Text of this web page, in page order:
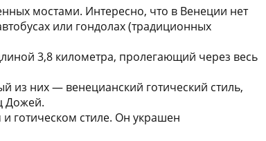
мостами. Интересно, что в Венеции нет
или гондолах (традиционных
3,8 километра, пролегающий через весь
из них — венецианский готический стиль,
Дожей.
готическом стиле. Он украшен